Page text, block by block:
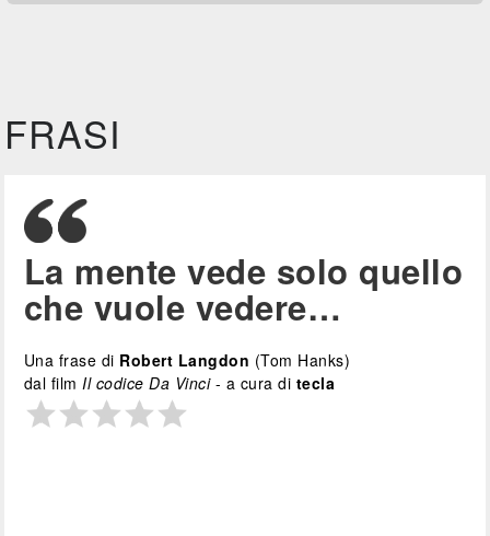
FRASI
La mente vede solo quello
che vuole vedere…
Una frase di Robert Langdon (Tom Hanks)
dal filmIl codice Da Vinci- a cura di tecla